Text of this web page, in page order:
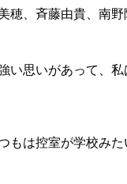
、斉藤由貴、南野
思いがあって、
は控室が学校み